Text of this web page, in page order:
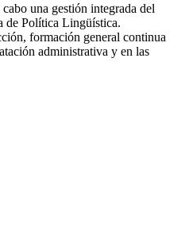
una gestión integrada del
de Política Lingüística.
formación general continua
administrativa y en las